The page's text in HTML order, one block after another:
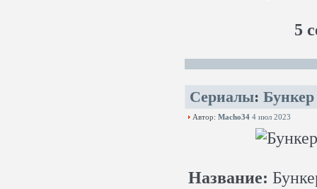
5
Сериалы: Бункер
Автор: Macho34 4 июл 2023
Название: